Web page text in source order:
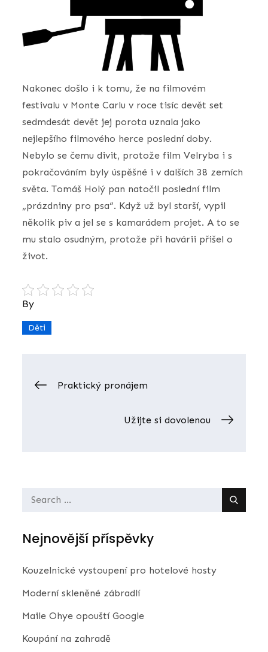
Nakonec došlo i k tomu, že na filmovém
festivalu v Monte Carlu v roce tisíc devět set
sedmdesát devět jej porota uznala jako
nejlepšího filmového herce poslední doby.
Nebylo se čemu divit, protože film Velryba i s
pokračováním byly úspěšné i v dalších 38 zemích
světa. Tomáš Holý pan natočil poslední film
„prázdniny pro psa“. Když už byl starší, vypil
několik piv a jel se s kamarádem projet. A to se
mu stalo osudným, protože při havárii přišel o
život.
By
Děti
Navigace
Praktický pronájem
Užijte si dovolenou
Search
Nejnovější příspěvky
Kouzelnické vystoupení pro hotelové hosty
Moderní skleněné zábradlí
Maile Ohye opouští Google
Koupání na zahradě